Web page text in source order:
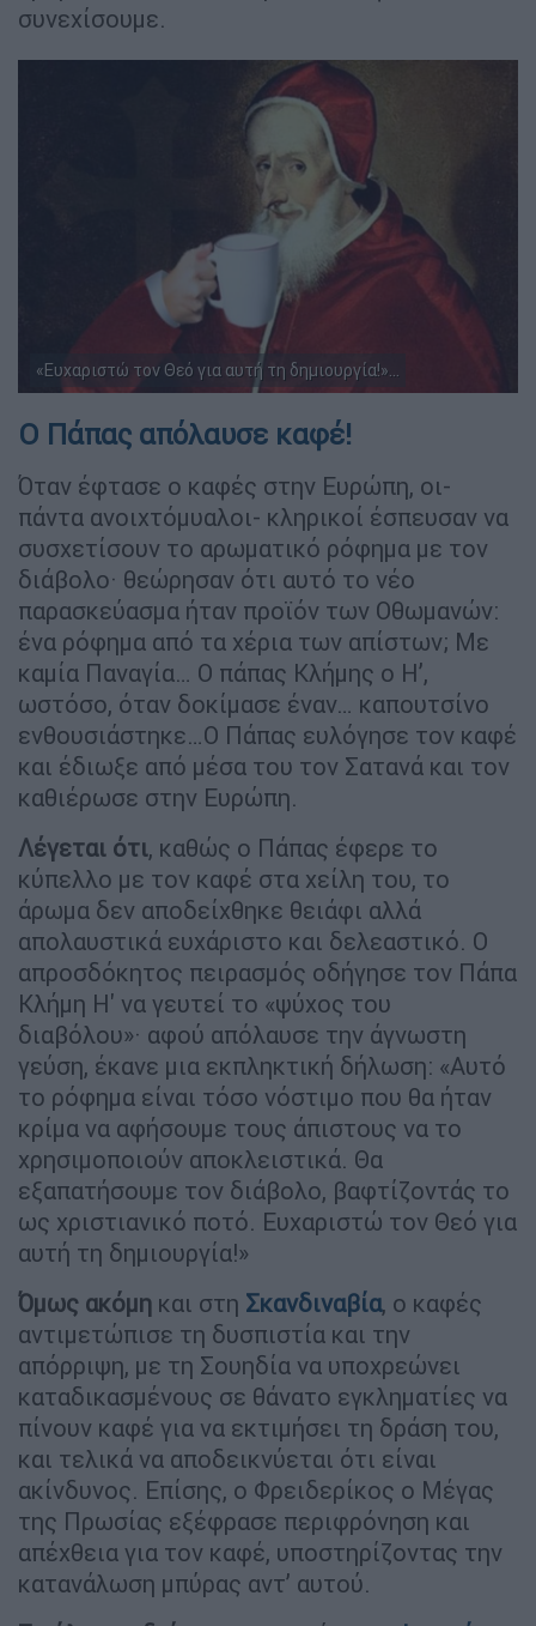
συνεχίσουμε.
«Ευχαριστώ τον Θεό για αυτή τη δημιουργία!»...
Ο Πάπας απόλαυσε καφέ!
Όταν έφτασε ο καφές στην Ευρώπη, οι-
πάντα ανοιχτόμυαλοι- κληρικοί έσπευσαν να
συσχετίσουν το αρωματικό ρόφημα με τον
διάβολο· θεώρησαν ότι αυτό το νέο
παρασκεύασμα ήταν προϊόν των Οθωμανών:
ένα ρόφημα από τα χέρια των απίστων; Με
καμία Παναγία… Ο πάπας Κλήμης ο Η’,
ωστόσο, όταν δοκίμασε έναν… καπουτσίνο
ενθουσιάστηκε…Ο Πάπας ευλόγησε τον καφέ
και έδιωξε από μέσα του τον Σατανά και τον
καθιέρωσε στην Ευρώπη.
Λέγεται ότι, καθώς ο Πάπας έφερε το
κύπελλο με τον καφέ στα χείλη του, το
άρωμα δεν αποδείχθηκε θειάφι αλλά
απολαυστικά ευχάριστο και δελεαστικό. Ο
απροσδόκητος πειρασμός οδήγησε τον Πάπα
Κλήμη Η' να γευτεί το «ψύχος του
διαβόλου»· αφού απόλαυσε την άγνωστη
γεύση, έκανε μια εκπληκτική δήλωση: «Αυτό
το ρόφημα είναι τόσο νόστιμο που θα ήταν
κρίμα να αφήσουμε τους άπιστους να το
χρησιμοποιούν αποκλειστικά. Θα
εξαπατήσουμε τον διάβολο, βαφτίζοντάς το
ως χριστιανικό ποτό. Ευχαριστώ τον Θεό για
αυτή τη δημιουργία!»
Όμως ακόμη και στη Σκανδιναβία, ο καφές
αντιμετώπισε τη δυσπιστία και την
απόρριψη, με τη Σουηδία να υποχρεώνει
καταδικασμένους σε θάνατο εγκληματίες να
πίνουν καφέ για να εκτιμήσει τη δράση του,
και τελικά να αποδεικνύεται ότι είναι
ακίνδυνος. Επίσης, ο Φρειδερίκος ο Μέγας
της Πρωσίας εξέφρασε περιφρόνηση και
απέχθεια για τον καφέ, υποστηρίζοντας την
κατανάλωση μπύρας αντ’ αυτού.